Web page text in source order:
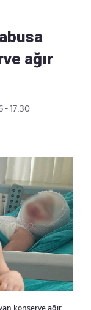
ağır
- 17:30
konserve ağır